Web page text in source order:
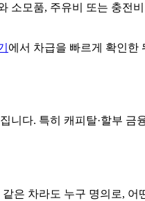
모품, 주유비 또는 충전
에서 차급을 빠르게 확인한
다. 특히 캐피탈·할부 금
은 차라도 누구 명의로,